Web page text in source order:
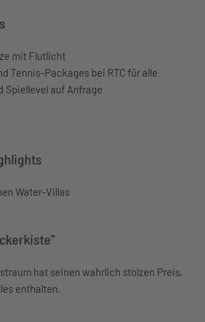
mit Flutlicht
Tennis-Packages bei RTC für alle
Spiellevel auf Anfrage
Water-Villas
hat seinen wahrlich stolzen Preis,
enthalten.